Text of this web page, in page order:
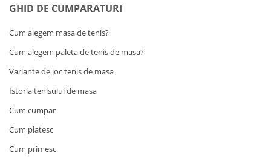
GHID DE CUMPARATURI
Cum alegem masa de tenis?
Cum alegem paleta de tenis de masa?
Variante de joc tenis de masa
Istoria tenisului de masa
Cum cumpar
Cum platesc
Cum primesc